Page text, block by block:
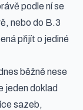
podle ní se
nebo do B.3
přijít o jediné
běžně nese
jeden doklad
sazeb,